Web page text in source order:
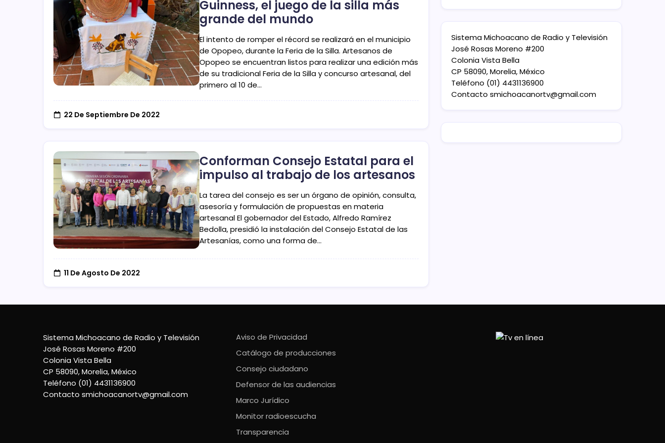
Guinness, el juego de la silla más
grande del mundo
El intento de romper el récord se realizará en el municipio
de Opopeo, durante la Feria de la Silla. Artesanos de
Opopeo se encuentran listos para realizar una edición más
de su tradicional Feria de la Silla y concurso artesanal, del
primero al 10 de…
22 De Septiembre De 2022
Conforman Consejo Estatal para el
impulso al trabajo de los artesanos
La tarea del consejo es ser un órgano de opinión, consulta,
asesoría y formulación de propuestas en materia
artesanal El gobernador del Estado, Alfredo Ramírez
Bedolla, presidió la instalación del Consejo Estatal de las
Artesanías, como una forma de…
11 De Agosto De 2022
Sistema Michoacano de Radio y Televisión
José Rosas Moreno #200
Colonia Vista Bella
CP 58090, Morelia, México
Teléfono (01) 4431136900
Contacto smichoacanortv@gmail.com
Sistema Michoacano de Radio y Televisión
José Rosas Moreno #200
Colonia Vista Bella
CP 58090, Morelia, México
Teléfono (01) 4431136900
Contacto smichoacanortv@gmail.com
Aviso de Privacidad
Catálogo de producciones
Consejo ciudadano
Defensor de las audiencias
Marco Jurídico
Monitor radioescucha
Transparencia